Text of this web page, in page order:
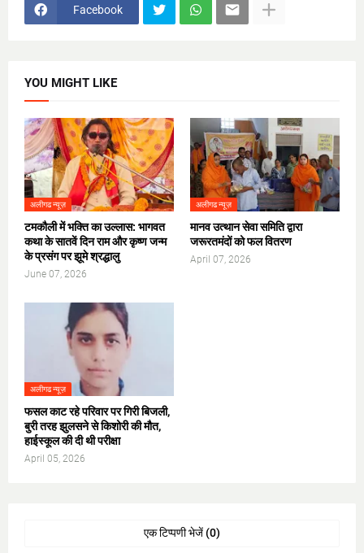
Facebook
YOU MIGHT LIKE
अलीगढ न्यूज़
टमकौली में भक्ति का उल्लास: भागवत
कथा के सातवें दिन राम और कृष्ण जन्म
के प्रसंग पर झूमे श्रद्धालु
June 07, 2026
अलीगढ न्यूज़
मानव उत्थान सेवा समिति द्वारा
जरूरतमंदों को फल वितरण
April 07, 2026
अलीगढ न्यूज़
फसल काट रहे परिवार पर गिरी बिजली,
बुरी तरह झुलसने से किशोरी की मौत,
हाईस्कूल की दी थी परीक्षा
April 05, 2026
एक टिप्पणी भेजें (0)